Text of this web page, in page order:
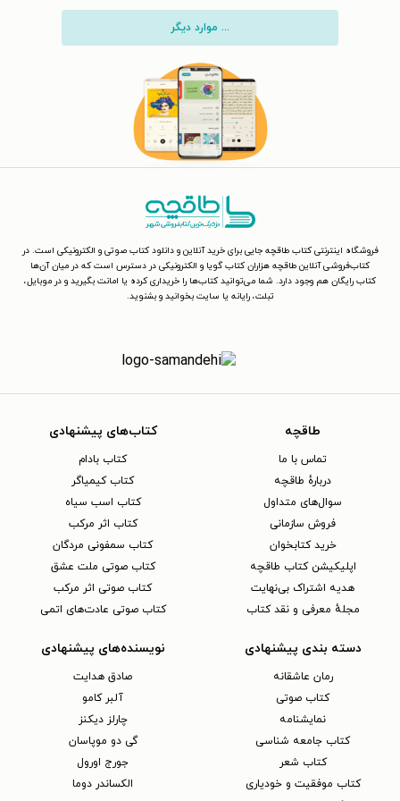
... موارد دیگر
فروشگاه اینترنتی کتاب طاقچه جایی برای خرید آنلاین و دانلود کتاب صوتی و الکترونیکی است. در
کتاب‌فروشی آنلاین طاقچه هزاران کتاب گویا و الکترونیکی در دسترس است که در میان آن‌ها
کتاب رایگان هم وجود دارد. شما می‌توانید کتاب‌ها را خریداری کرده یا امانت بگیرید و در موبایل،
تبلت، رایانه یا سایت بخوانید و بشنوید.
طاقچه
تماس با ما
دربارهٔ طاقچه
سوال‌های متداول
فروش سازمانی
خرید کتابخوان
اپلیکیشن کتاب طاقچه
هدیه اشتراک بی‌نهایت
مجلهٔ معرفی و نقد کتاب
کتاب‌های پیشنهادی
کتاب بادام
کتاب کیمیاگر
کتاب اسب سیاه
کتاب اثر مرکب
کتاب سمفونی مردگان
کتاب صوتی ملت عشق
کتاب صوتی اثر مرکب
کتاب صوتی عادت‌های اتمی
دسته بندی پیشنهادی
رمان عاشقانه
کتاب‌ صوتی
نمایشنامه
کتاب جامعه شناسی
کتاب شعر
کتاب موفقیت و خودیاری
نویسنده‌های پیشنهادی
صادق هدایت
آلبر کامو
چارلز دیکنز
گی دو موپاسان
جورج اورول
الکساندر دوما